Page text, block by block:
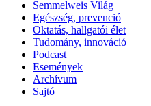
Semmelweis Világ
Egészség, prevenció
Oktatás, hallgatói élet
Tudomány, innováció
Podcast
Események
Archívum
Sajtó